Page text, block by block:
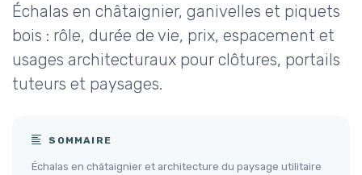
Échalas en châtaignier, ganivelles et piquets
bois : rôle, durée de vie, prix, espacement et
usages architecturaux pour clôtures, portails
tuteurs et paysages.
SOMMAIRE
Échalas en châtaignier et architecture du paysage utilitaire